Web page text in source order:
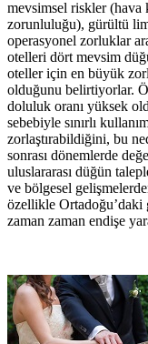
mevsimsel riskler (hava
zorunluluğu), gürültü
operasyonel zorluklar
otelleri dört mevsim
oteller için en büyük
olduğunu belirtiyorlar.
doluluk oranı yüksek
sebebiyle sınırlı
zorlaştırabildiğini, bu
sonrası dönemlerde
uluslararası düğün
ve bölgesel
özellikle Ortadoğu’daki
zaman zaman endişe